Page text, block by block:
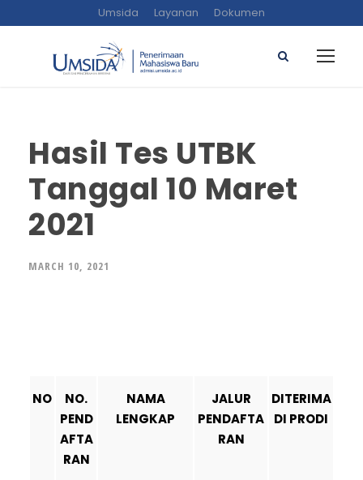
Umsida Layanan Dokumen
Hasil Tes UTBK
Tanggal 10 Maret
2021
MARCH 10, 2021
NO
NO.
PEND
AFTA
RAN
NAMA
LENGKAP
JALUR
PENDAFTA
RAN
DITERIMA
DI PRODI